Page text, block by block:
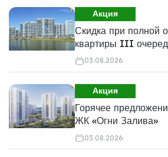
Акция
Скидка при полной
квартиры III
03.08.2026
Акция
Горячее
ЖК «Огни Залива»
03.08.2026